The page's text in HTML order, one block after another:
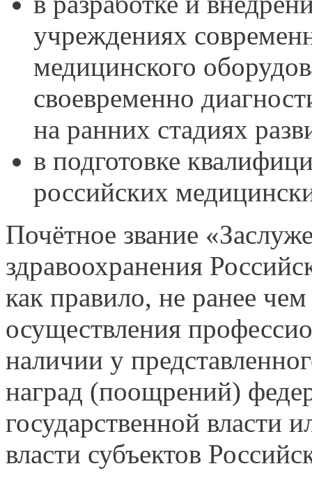
учреждениях
медицинского
своевременно
на ранних стадиях
в подготовке
российских
Почётное звание
здравоохранения
как правило, не ранее чем
осуществления
наличии у
наград (поощрений)
государственной власти
власти субъектов